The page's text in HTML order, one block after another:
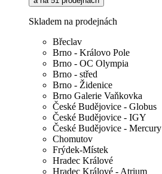
Skladem na prodejnách
Břeclav
Brno - Královo Pole
Brno - OC Olympia
Brno - střed
Brno - Židenice
Brno Galerie Vaňkovka
České Budějovice - Globus
České Budějovice - IGY
České Budějovice - Mercury
Chomutov
Frýdek-Místek
Hradec Králové
Hradec Králové - Atrium